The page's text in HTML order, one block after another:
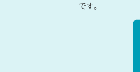
です。